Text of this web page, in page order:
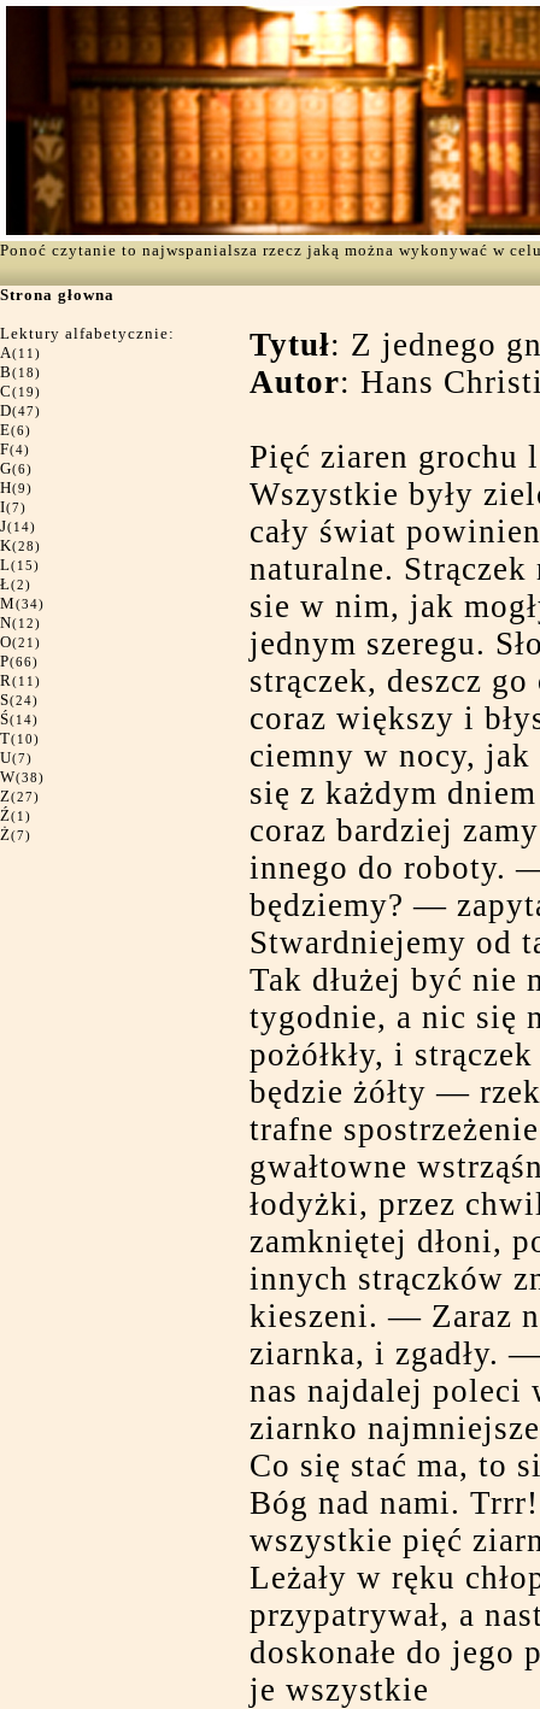
Ponoć czytanie to najwspanialsza rzecz jaką można wykonywać w
Strona głowna
Lektury alfabetycznie:
A(11)
B(18)
C(19)
D(47)
E(6)
F(4)
G(6)
H(9)
I(7)
J(14)
K(28)
L(15)
Ł(2)
M(34)
N(12)
O(21)
P(66)
R(11)
S(24)
Ś(14)
T(10)
U(7)
W(38)
Z(27)
Ź(1)
Ż(7)
Tytuł: Z jednego
Autor: Hans
Pięć ziaren grochu
Wszystkie były
cały świat
naturalne. Strączek
sie w nim, jak
jednym szeregu.
strączek, deszcz go
coraz większy i
ciemny w nocy, jak
się z każdym
coraz bardziej
innego do roboty.
będziemy? —
Stwardniejemy od
Tak dłużej być nie
tygodnie, a nic się
pożółkły, i
będzie żółty —
trafne
gwałtowne
łodyżki, przez
zamkniętej dłoni,
innych strączków
kieszeni. — Zaraz
ziarnka, i zgadły.
nas najdalej poleci
ziarnko
Co się stać ma, to
Bóg nad nami.
wszystkie pięć
Leżały w ręku
przypatrywał, a
doskonałe do jego
je wszystkie